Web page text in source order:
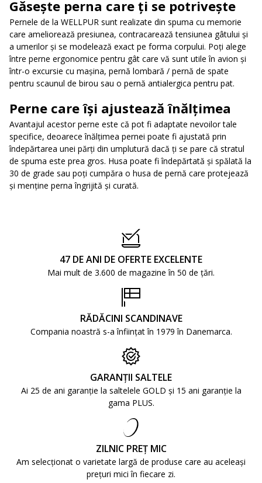
Găsește perna care ți se potrivește
Pernele de la WELLPUR sunt realizate din spuma cu memorie
care ameliorează presiunea, contracarează tensiunea gâtului și
a umerilor și se modelează exact pe forma corpului. Poți alege
între perne ergonomice pentru gât care vă sunt utile în avion și
într-o excursie cu mașina, pernă lombară / pernă de spate
pentru scaunul de birou sau o pernă antialergica pentru pat.
Perne care își ajustează înălțimea
Avantajul acestor perne este că pot fi adaptate nevoilor tale
specifice, deoarece înălțimea pernei poate fi ajustată prin
îndepărtarea unei părți din umplutură dacă ți se pare că stratul
de spuma este prea gros. Husa poate fi îndepărtată și spălată la
30 de grade sau poți cumpăra o husa de pernă care protejează
și menține perna îngrijită și curată.
47 DE ANI DE OFERTE EXCELENTE
Mai mult de 3.600 de magazine în 50 de țări.
RĂDĂCINI SCANDINAVE
Compania noastră s-a înființat în 1979 în Danemarca.
GARANȚII SALTELE
Ai 25 de ani garanție la saltelele GOLD și 15 ani garanție la
gama PLUS.
ZILNIC PREȚ MIC
Am selecționat o varietate largă de produse care au aceleași
prețuri mici în fiecare zi.